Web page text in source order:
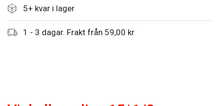
5+ kvar i lager
1 - 3 dagar. Frakt från 59,00 kr